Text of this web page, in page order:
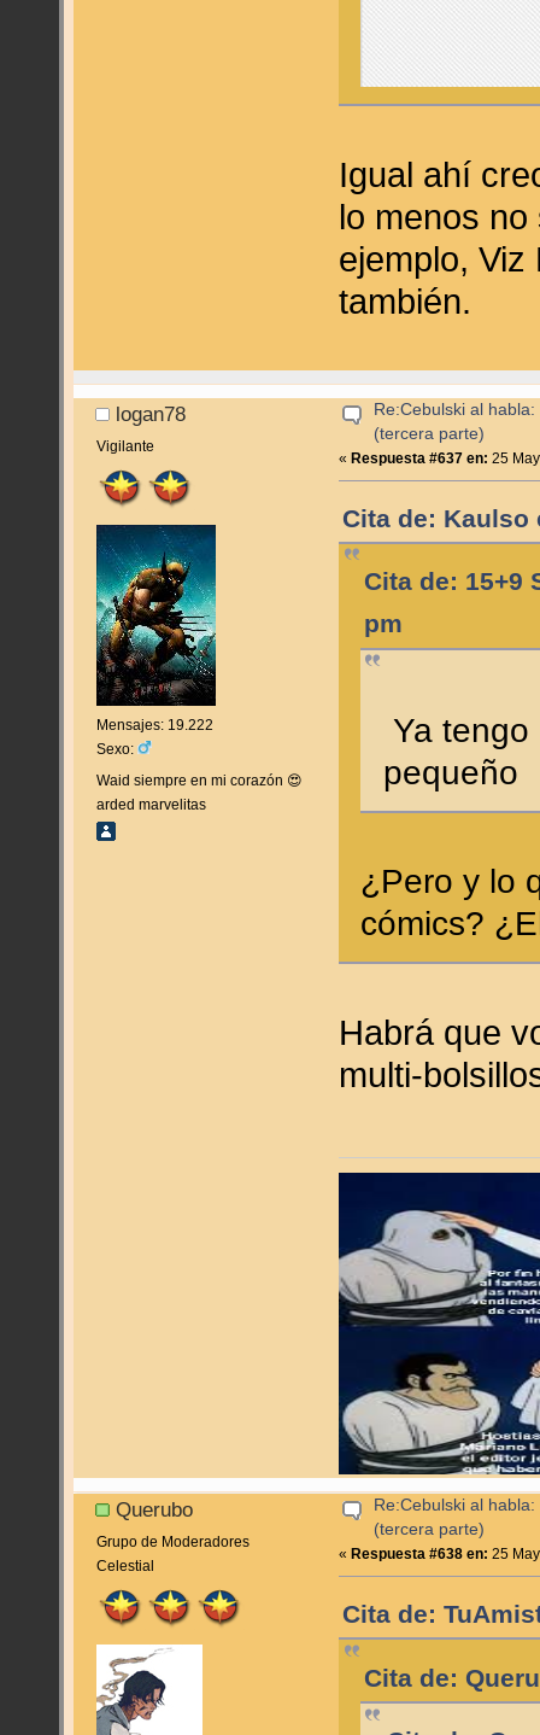
Igual ahí
lo menos
ejemplo, Viz
también.
logan78
Vigilante
Mensajes: 19.222
Sexo:
Waid siempre en mi corazón 😍
arded marvelitas
Re:Cebulski al
(tercera parte)
«Respuesta #637 en: 25
Cita de: Kaulso
Cita de: 15+9
pm
Ya tengo
¿Pero y lo
cómics?
Habrá que
multi-
Querubo
Grupo de Moderadores
Celestial
Re:Cebulski al
(tercera parte)
« Respuesta #638 en: 25
Cita de:
Cita de: